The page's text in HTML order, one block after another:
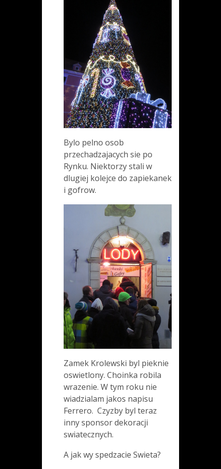
Bylo pelno osob
przechadzajacych sie po
Rynku. Niektorzy stali w
dlugiej kolejce do zapiekanek
i gofrow.
Zamek Krolewski byl pieknie
oswietlony. Choinka robila
wrazenie. W tym roku nie
wiadzialam jakos napisu
Ferrero. Czyzby byl teraz
inny sponsor dekoracji
swiatecznych.
A jak wy spedzacie Swieta?